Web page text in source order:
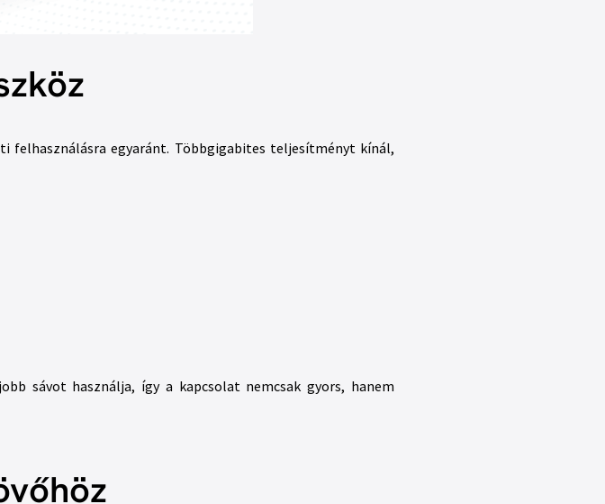
felhasználásra egyaránt. Többgigabites teljesítményt kínál,
sávot használja, így a kapcsolat nemcsak gyors, hanem